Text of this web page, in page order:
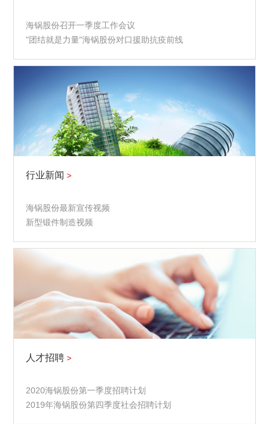
海锅股份召开一季度工作会议
"团结就是力量"海锅股份对口援助抗疫前线
行业新闻 >
海锅股份最新宣传视频
新型锻件制造视频
人才招聘 >
2020海锅股份第一季度招聘计划
2019年海锅股份第四季度社会招聘计划